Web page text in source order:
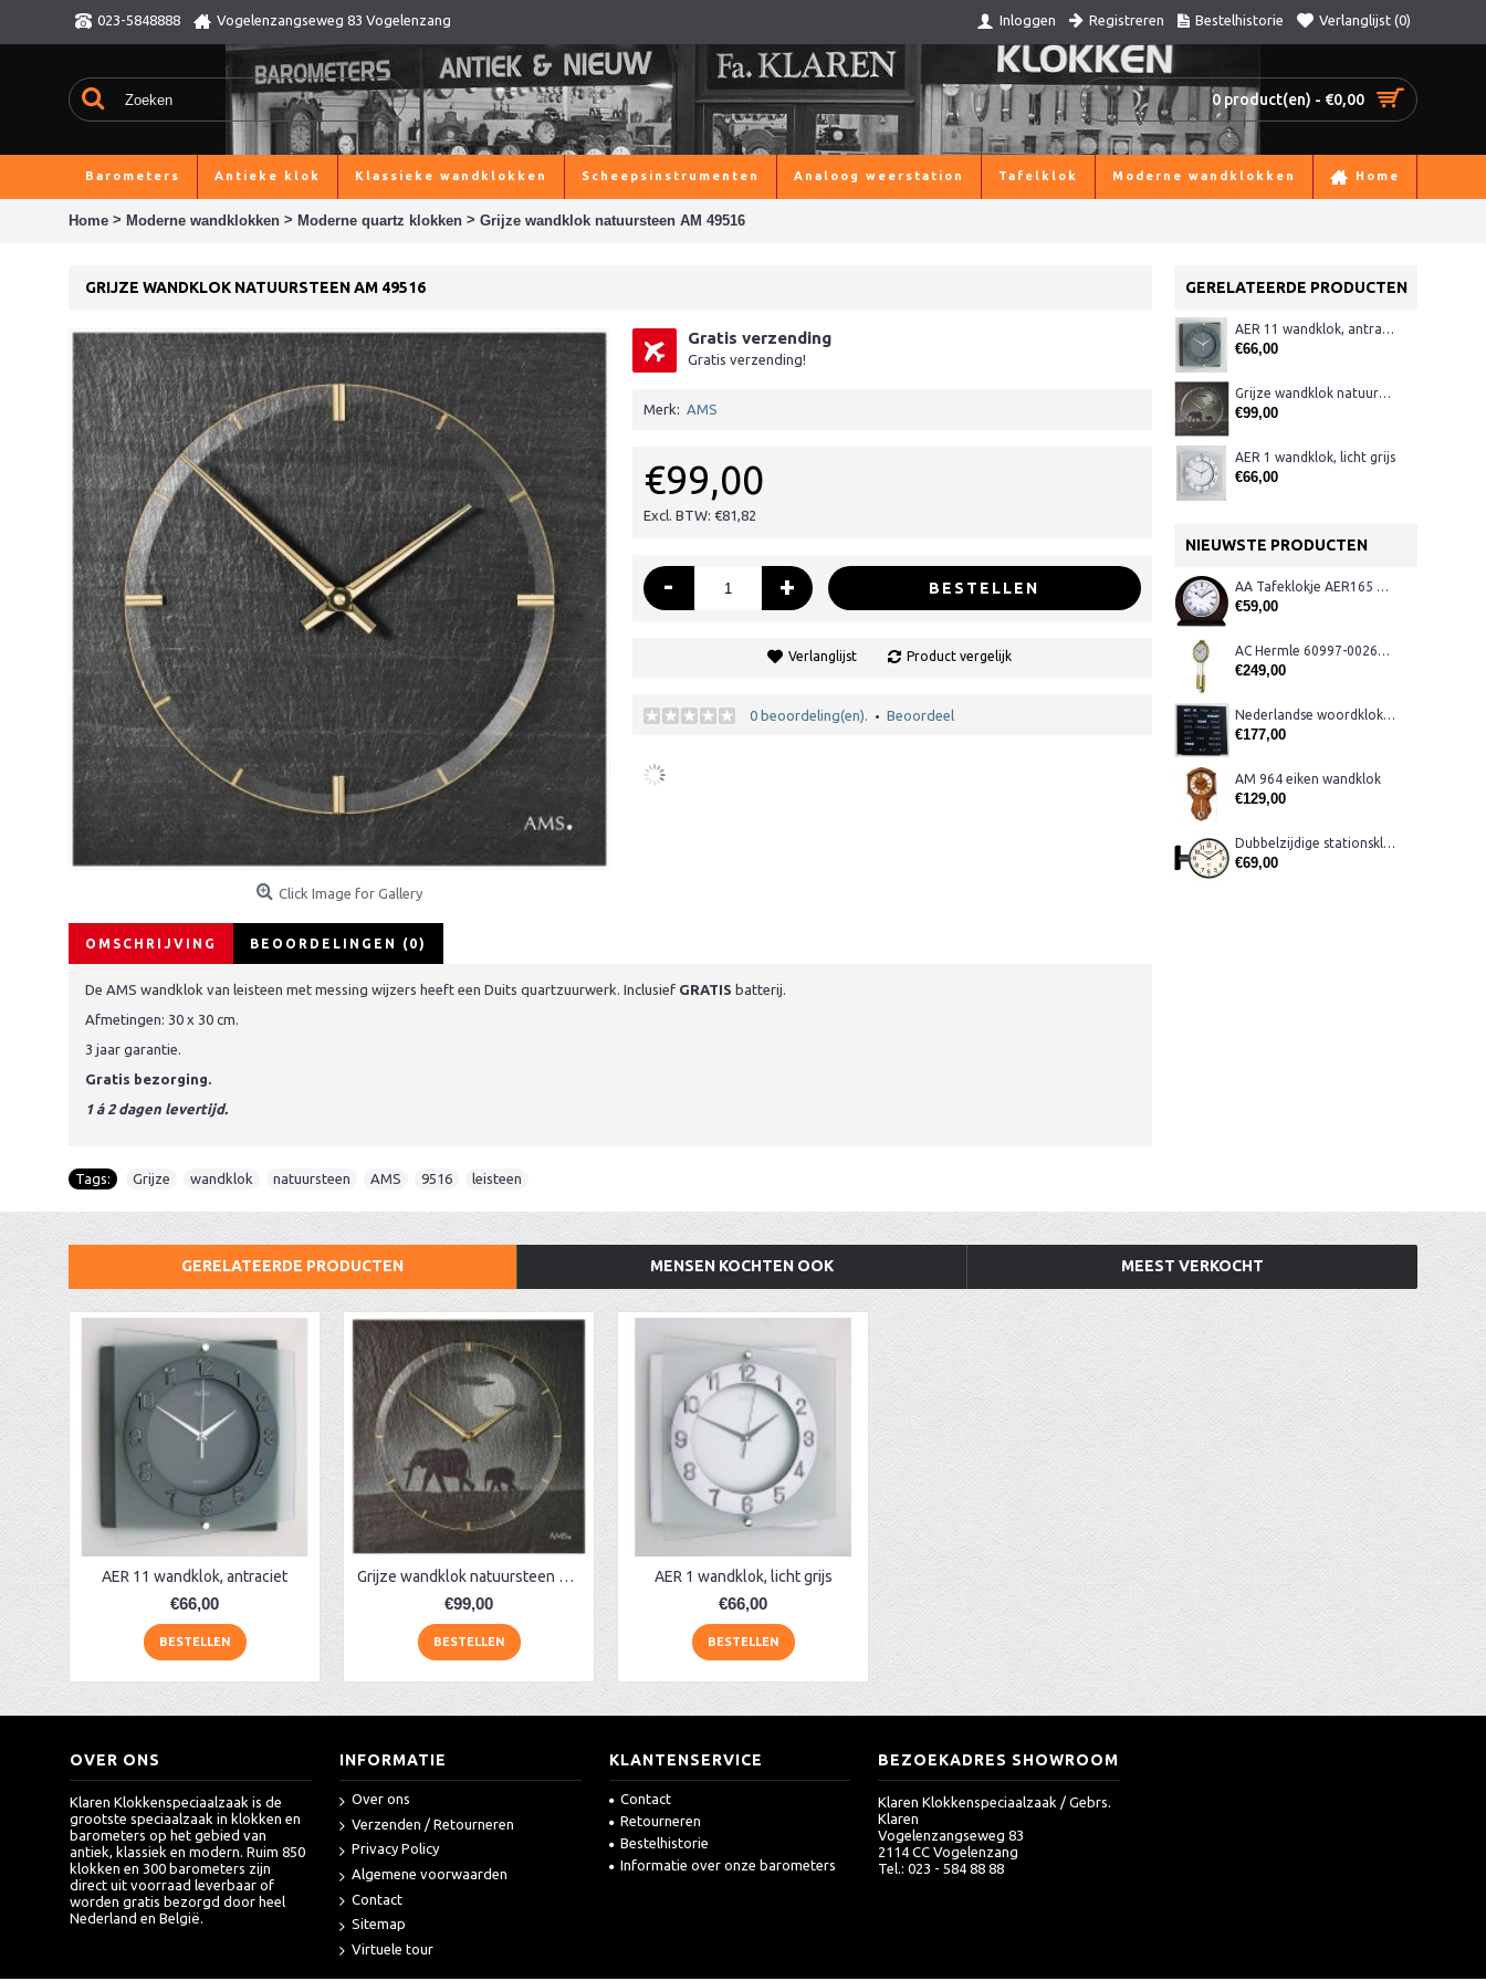
023-5848888 Vogelenzangseweg 83 Vogelenzang Inloggen Registreren Bestelhistorie Verlanglijst (0)
0 product(en) - €0,00
Barometers Antieke klok Klassieke wandklokken Scheepsinstrumenten Analoog weerstation Tafelklok Moderne wandklokken Home
Home > Moderne wandklokken > Moderne quartz klokken > Grijze wandklok natuursteen AM 49516
GERELATEERDE PRODUCTEN
AER 11 wandklok, antraciet
€66,00
Grijze wandklok natuursteen AM 49524
€99,00
AER 1 wandklok, licht grijs
€66,00
NIEUWSTE PRODUCTEN
AA Tafeklokje AER165 noten
€59,00
AC Hermle 60997-00261 wandklok
€249,00
Nederlandse woordklok zwart AMS 1265
€177,00
AM 964 eiken wandklok
€129,00
Dubbelzijdige stationsklok metaal 1879
€69,00
GRIJZE WANDKLOK NATUURSTEEN AM 49516
Click Image for Gallery
Gratis verzending
Gratis verzending!
Merk: AMS
€99,00
Excl. BTW: €81,82
- + BESTELLEN
Verlanglijst Product vergelijk
0 beoordeling(en). • Beoordeel
OMSCHRIJVING BEOORDELINGEN (0)
De AMS wandklok van leisteen met messing wijzers heeft een Duits quartzuurwerk. Inclusief GRATIS batterij.
Afmetingen: 30 x 30 cm.
3 jaar garantie.
Gratis bezorging.
1 á 2 dagen levertijd.
Tags: Grijze wandklok natuursteen AMS 9516 leisteen
GERELATEERDE PRODUCTEN MENSEN KOCHTEN OOK MEEST VERKOCHT
AER 11 wandklok, antraciet
€66,00
BESTELLEN
Grijze wandklok natuursteen AM 49524
€99,00
BESTELLEN
AER 1 wandklok, licht grijs
€66,00
BESTELLEN
OVER ONS
Klaren Klokkenspeciaalzaak is de
grootste speciaalzaak in klokken en
barometers op het gebied van
antiek, klassiek en modern. Ruim 850
klokken en 300 barometers zijn
direct uit voorraad leverbaar of
worden gratis bezorgd door heel
Nederland en België.
INFORMATIE
Over ons
Verzenden / Retourneren
Privacy Policy
Algemene voorwaarden
Contact
Sitemap
Virtuele tour
KLANTENSERVICE
Contact
Retourneren
Bestelhistorie
Informatie over onze barometers
BEZOEKADRES SHOWROOM
Klaren Klokkenspeciaalzaak / Gebrs.
Klaren
Vogelenzangseweg 83
2114 CC Vogelenzang
Tel.: 023 - 584 88 88